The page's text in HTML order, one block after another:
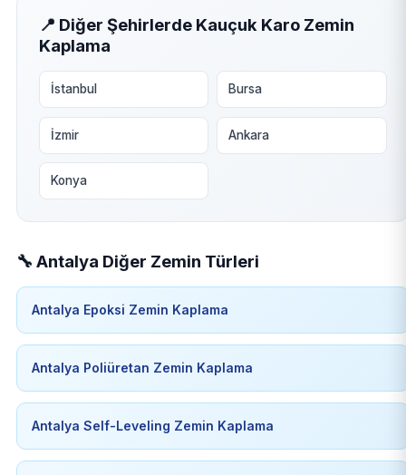
📍 Diğer Şehirlerde Kauçuk Karo Zemin
Kaplama
İstanbul Bursa
İzmir Ankara
Konya
🔧 Antalya Diğer Zemin Türleri
Antalya Epoksi Zemin Kaplama
Antalya Poliüretan Zemin Kaplama
Antalya Self-Leveling Zemin Kaplama